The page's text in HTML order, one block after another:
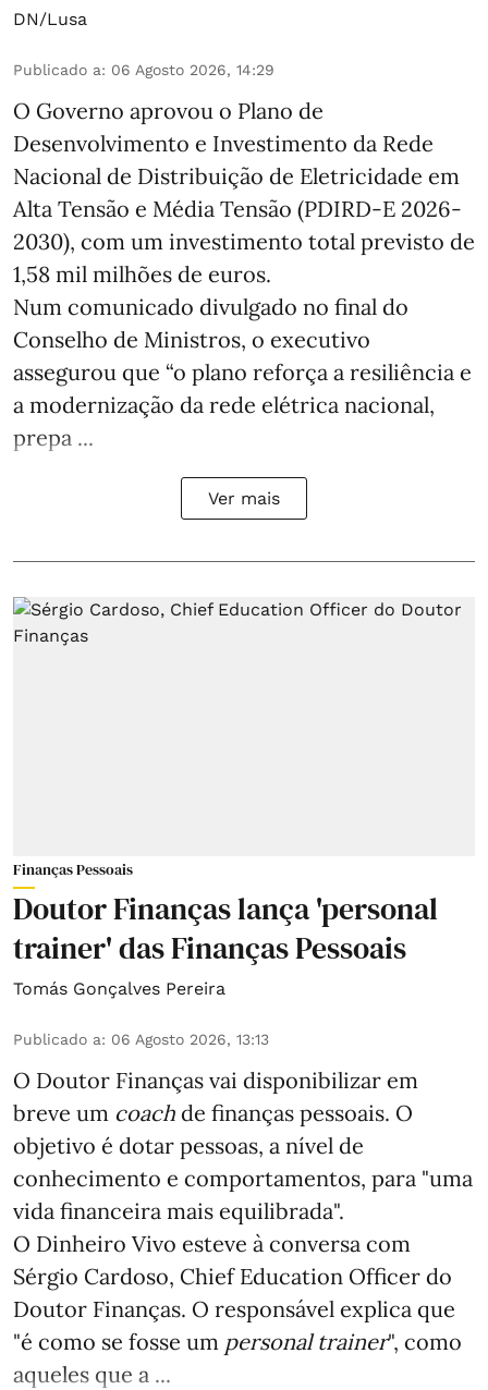
DN/Lusa
Publicado a: 06 Agosto 2026, 14:29
O Governo aprovou o Plano de
Desenvolvimento e Investimento da Rede
Nacional de Distribuição de Eletricidade em
Alta Tensão e Média Tensão (PDIRD-E 2026-
2030), com um investimento total previsto de
1,58 mil milhões de euros.
Num comunicado divulgado no final do
Conselho de Ministros, o executivo
assegurou que “o plano reforça a resiliência e
a modernização da rede elétrica nacional,
prepa ...
Ver mais
Finanças Pessoais
Doutor Finanças lança 'personal
trainer' das Finanças Pessoais
Tomás Gonçalves Pereira
Publicado a: 06 Agosto 2026, 13:13
O Doutor Finanças vai disponibilizar em
breve um coach de finanças pessoais. O
objetivo é dotar pessoas, a nível de
conhecimento e comportamentos, para "uma
vida financeira mais equilibrada".
O Dinheiro Vivo esteve à conversa com
Sérgio Cardoso, Chief Education Officer do
Doutor Finanças. O responsável explica que
"é como se fosse um personal trainer", como
aqueles que a ...